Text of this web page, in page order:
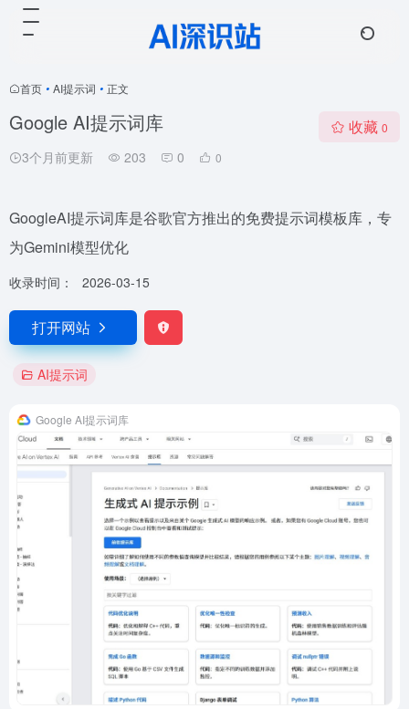
首页 • AI提示词 • 正文
Google AI提示词库
3个月前更新 203 0 0
收藏 0
GoogleAI提示词库是谷歌官方推出的免费提示词模板库，专
为Gemini模型优化
收录时间： 2026-03-15
打开网站
AI提示词
Google AI提示词库